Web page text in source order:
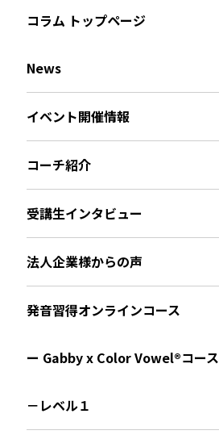
コラム トップページ
News
イベント開催情報
コーチ紹介
受講生インタビュー
法人企業様からの声
発音習得オンラインコース
ー Gabby x Color Vowel®︎コース
－レベル１